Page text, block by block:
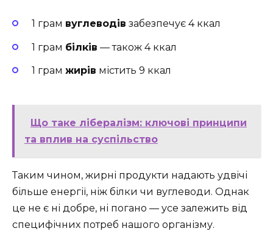
1 грам вуглеводів забезпечує 4 ккал
1 грам білків — також 4 ккал
1 грам жирів містить 9 ккал
Що таке лібералізм: ключові принципи
та вплив на суспільство
Таким чином, жирні продукти надають удвічі
більше енергії, ніж білки чи вуглеводи. Однак
це не є ні добре, ні погано — усе залежить від
специфічних потреб нашого організму.